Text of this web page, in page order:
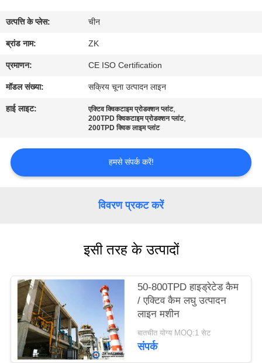
कारखाना
भ्रमण
गुणवत्ता
संपर्क
करें
उद्धरण
अनुरोध
करें
उत्पत्ति के प्लेस: चीन
ब्रांड नाम: ZK
प्रमाणन: CE ISO Certification
मॉडल संख्या: सक्रिय चूना उत्पादन लाइन
हाई लाइट: एक्टिव क्विकटाइम प्रोडक्शन प्लांट,
200TPD क्विकटाइम प्रोडक्शन प्लांट,
200TPD क्विक लाइम प्लांट
हमसे संपर्क करें!
विवरण प्रकट करें
इसी तरह के उत्पादों
50-800TPD हाइड्रेटेड कैम
/ एक्टिव कैम लघु उत्पादन
लाइन मशीन
बातचीत योग्य MOQ:1 सेट
संपर्क